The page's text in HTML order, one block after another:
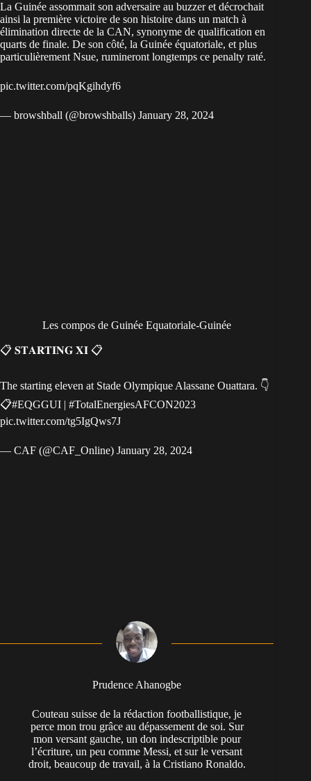
La Guinée assommait son adversaire au buzzer et décrochait
ainsi la première victoire de son histoire dans un match à
élimination directe de la CAN, synonyme de qualification en
quarts de finale. De son côté, la Guinée équatoriale, et plus
particulièrement Nsue, rumineront longtemps ce penalty raté.
pic.twitter.com/pqKgihdyf6
— browshball (@browshballs) January 28, 2024
Les compos de Guinée Equatoriale-Guinée
📋 𝐒𝐓𝐀𝐑𝐓𝐈𝐍𝐆 𝐗𝐈 📋
The starting eleven at Stade Olympique Alassane Ouattara. 👇
📋#EQGGUI | #TotalEnergiesAFCON2023
pic.twitter.com/tg5IgQws7J
— CAF (@CAF_Online) January 28, 2024
Prudence Ahanogbe
Couteau suisse de la rédaction footballistique, je
perce mon trou grâce au dépassement de soi. Sur
mon versant gauche, un don indescriptible pour
l’écriture, un peu comme Messi, et sur le versant
droit, beaucoup de travail, à la Cristiano Ronaldo.